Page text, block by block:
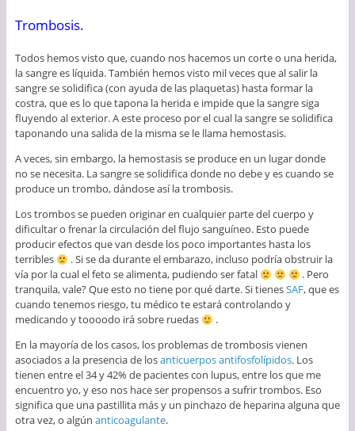
Trombosis.
Todos hemos visto que, cuando nos hacemos un corte o una herida,
la sangre es líquida. También hemos visto mil veces que al salir la
sangre se solidifica (con ayuda de las plaquetas) hasta formar la
costra, que es lo que tapona la herida e impide que la sangre siga
fluyendo al exterior. A este proceso por el cual la sangre se solidifica
taponando una salida de la misma se le llama hemostasis.
A veces, sin embargo, la hemostasis se produce en un lugar donde
no se necesita. La sangre se solidifica donde no debe y es cuando se
produce un trombo, dándose así la trombosis.
Los trombos se pueden originar en cualquier parte del cuerpo y
dificultar o frenar la circulación del flujo sanguíneo. Esto puede
producir efectos que van desde los poco importantes hasta los
terribles
. Si se da durante el embarazo, incluso podría obstruir la
vía por la cual el feto se alimenta, pudiendo ser fatal
. Pero
tranquila, vale? Que esto no tiene por qué darte. Si tienesSAF, que es
cuando tenemos riesgo, tu médico te estará controlando y
medicando y toooodo irá sobre ruedas
.
En la mayoría de los casos, los problemas de trombosis vienen
asociados a la presencia de losanticuerpos antifosfolípidos. Los
tienen entre el 34 y 42% de pacientes con lupus, entre los que me
encuentro yo, y eso nos hace ser propensos a sufrir trombos. Eso
significa que una pastillita más y un pinchazo de heparina alguna que
otra vez, o algún anticoagulante.